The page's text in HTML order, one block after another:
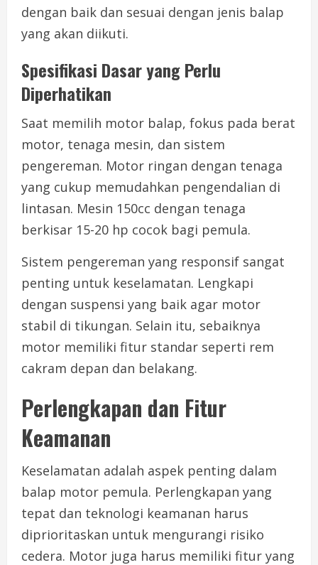
dengan baik dan sesuai dengan jenis balap
yang akan diikuti.
Spesifikasi Dasar yang Perlu
Diperhatikan
Saat memilih motor balap, fokus pada berat
motor, tenaga mesin, dan sistem
pengereman. Motor ringan dengan tenaga
yang cukup memudahkan pengendalian di
lintasan. Mesin 150cc dengan tenaga
berkisar 15-20 hp cocok bagi pemula.
Sistem pengereman yang responsif sangat
penting untuk keselamatan. Lengkapi
dengan suspensi yang baik agar motor
stabil di tikungan. Selain itu, sebaiknya
motor memiliki fitur standar seperti rem
cakram depan dan belakang.
Perlengkapan dan Fitur
Keamanan
Keselamatan adalah aspek penting dalam
balap motor pemula. Perlengkapan yang
tepat dan teknologi keamanan harus
diprioritaskan untuk mengurangi risiko
cedera. Motor juga harus memiliki fitur yang